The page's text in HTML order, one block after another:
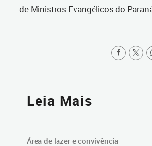
de Ministros Evangélicos do
Leia Mais
Área de lazer e convivência